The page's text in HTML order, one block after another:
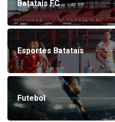
Batatais FC
Esportes Batatais
Futebol